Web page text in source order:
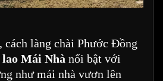
cách làng chài Phước Đồng
lao Mái Nhà nổi bật với
như mái nhà vươn lên